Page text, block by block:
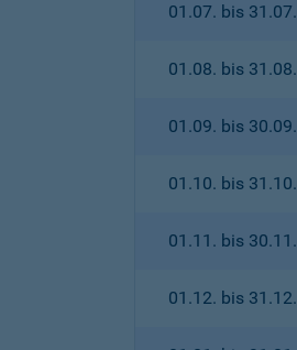
01.07. bis 31.07.
01.08. bis 31.08.
01.09. bis 30.09.
01.10. bis 31.10.
01.11. bis 30.11.
01.12. bis 31.12.